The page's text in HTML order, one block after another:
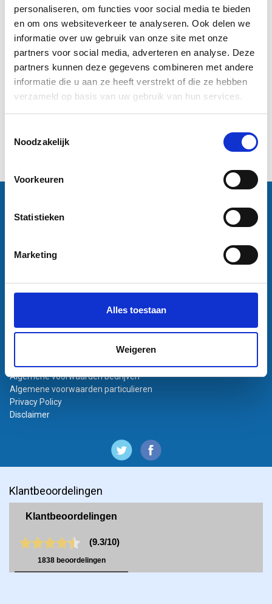
personaliseren, om functies voor social media te bieden
en om ons websiteverkeer te analyseren. Ook delen we
informatie over uw gebruik van onze site met onze
partners voor social media, adverteren en analyse. Deze
partners kunnen deze gegevens combineren met andere
informatie die u aan ze heeft verstrekt of die ze hebben
verzameld op basis van uw gebruik van hun services.
Noodzakelijk
Voorkeuren
Statistieken
Marketing
Alles toestaan
Weigeren
A4 poster (29,7 x 21 cm)
€2,50
€0,00
Informatie
1
Sneleenposter.nl
info@sneleenposter.nl
Bestand laten opmaken
Algemene voorwaarden bedrijven
Algemene voorwaarden particulieren
Privacy Policy
Disclaimer
Klantbeoordelingen